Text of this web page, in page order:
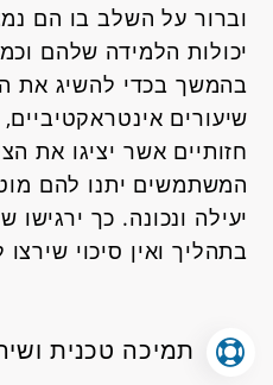
וברור על השלב בו הם
יכולות הלמידה שלהם
בהמשך בכדי להשיג את
שיעורים
המשתמשים יתנו להם
יעילה ונכונה. כך
בתהליך ואין סיכוי
תמיכה טכנית